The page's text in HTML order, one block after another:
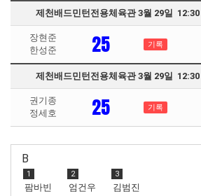
제천배드민턴전용체육관 3월 29일 12:30
장현준
한성준
25 기록
제천배드민턴전용체육관 3월 29일 12:30
권기종
정세호
25 기록
B
1
팜바빈
2
엄건우
3
김범진